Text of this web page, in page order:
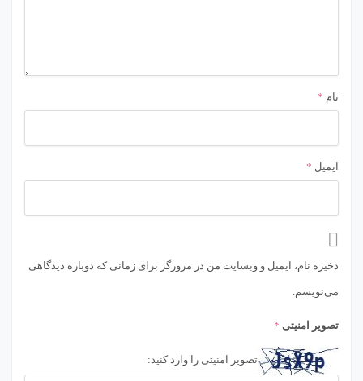
نام *
ایمیل *
ذخیره نام، ایمیل و وبسایت من در مرورگر برای زمانی که دوباره دیدگاهی
می‌نویسم.
تصویر امنیتی *
تصویر امنیتی را وارد کنید: